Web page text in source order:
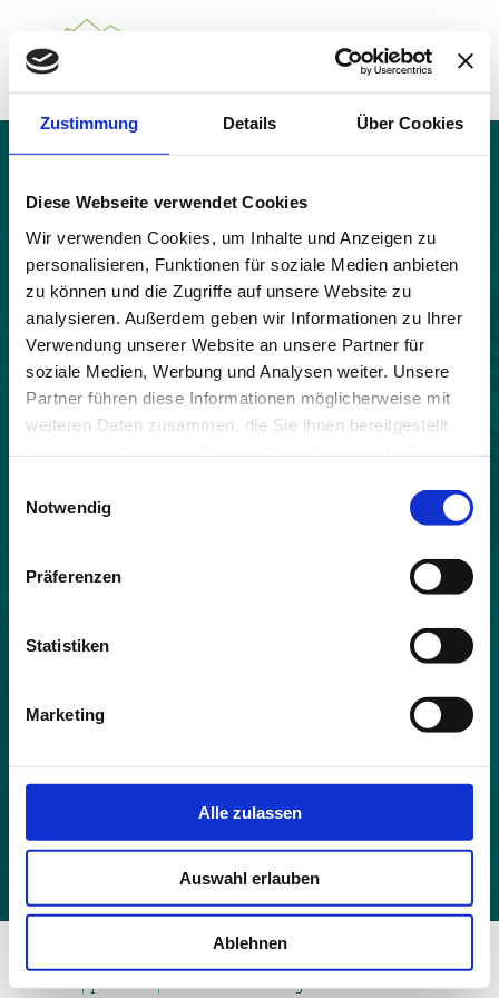
Zustimmung Details Über Cookies
Diese Webseite verwendet Cookies
Wir verwenden Cookies, um Inhalte und Anzeigen zu
personalisieren, Funktionen für soziale Medien anbieten
zu können und die Zugriffe auf unsere Website zu
analysieren. Außerdem geben wir Informationen zu Ihrer
Verwendung unserer Website an unsere Partner für
soziale Medien, Werbung und Analysen weiter. Unsere
Partner führen diese Informationen möglicherweise mit
weiteren Daten zusammen, die Sie ihnen bereitgestellt
Notwendig
Präferenzen
Statistiken
Marketing
Alle zulassen
Auswahl erlauben
Ablehnen
Über das Gemeindenetzwerk
Themen
Alpine Kooperationen
Termine
DeutschItaliano Français SlovenščinaEnglish
Rottier
Land:
Beitrittsjahr:
Einwohner:
Fläche:
KontaktImpressumDatenschutzerklärung